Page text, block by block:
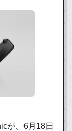
が、6月18日